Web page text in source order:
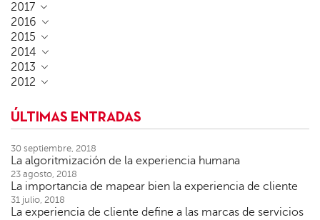
2017
2016
2015
2014
2013
2012
ÚLTIMAS ENTRADAS
30 septiembre, 2018
La algoritmización de la experiencia humana
23 agosto, 2018
La importancia de mapear bien la experiencia de cliente
31 julio, 2018
La experiencia de cliente define a las marcas de servicios